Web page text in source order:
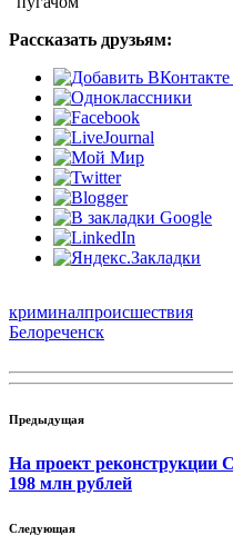
Рассказать друзьям:
криминалпроисшествия
Белореченск
Предыдущая
На проект реконструкции
198 млн рублей
Следующая